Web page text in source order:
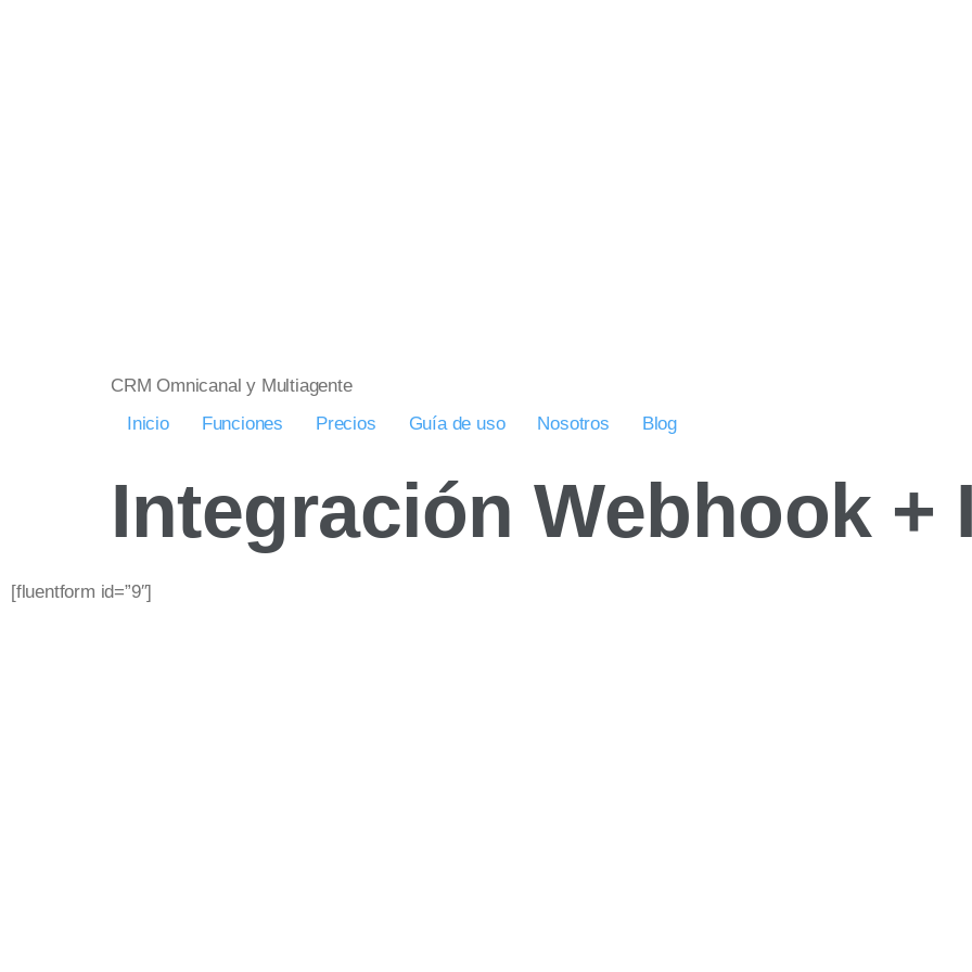
CRM Omnicanal y Multiagente
Inicio
Funciones Precios Guía de uso Nosotros Blog
Integración Webhook +
[fluentform id=”9″]